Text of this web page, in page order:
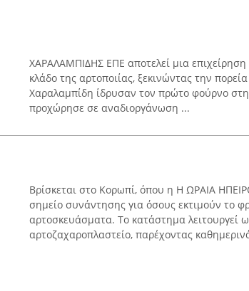
ΧΑΡΑΛΑΜΠΙΔΗΣ ΕΠΕ αποτελεί μια επιχείρηση
κλάδο της αρτοποιίας, ξεκινώντας την
Χαραλαμπίδη ίδρυσαν τον πρώτο φούρνο
προχώρησε σε αναδιοργάνωση ...
Βρίσκεται στο Κορωπί, όπου η Η ΩΡΑΙΑ
σημείο συνάντησης για όσους εκτιμούν το
αρτοσκευάσματα. Το κατάστημα λειτουργεί
αρτοζαχαροπλαστείο, παρέχοντας